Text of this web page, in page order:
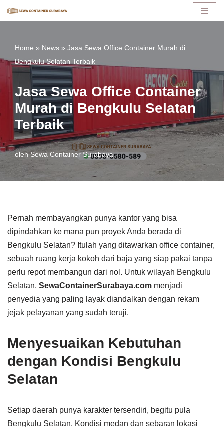
Home » News » Jasa Sewa Office Container Murah di
Bengkulu Selatan Terbaik
Jasa Sewa Office Container
Murah di Bengkulu Selatan
Terbaik
olehSewa Container Surabaya
Pernah membayangkan punya kantor yang bisa
dipindahkan ke mana pun proyek Anda berada di
Bengkulu Selatan? Itulah yang ditawarkan office container,
sebuah ruang kerja kokoh dari baja yang siap pakai tanpa
perlu repot membangun dari nol. Untuk wilayah Bengkulu
Selatan, SewaContainerSurabaya.com menjadi
penyedia yang paling layak diandalkan dengan rekam
jejak pelayanan yang sudah teruji.
Menyesuaikan Kebutuhan
dengan Kondisi Bengkulu
Selatan
Setiap daerah punya karakter tersendiri, begitu pula
Bengkulu Selatan. Kondisi medan dan sebaran lokasi